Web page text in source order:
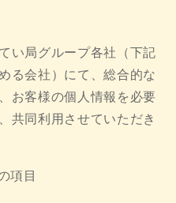
い局グループ各社（下記
る会社）にて、総合的な
お客様の個人情報を必要
共同利用させていただき
項目